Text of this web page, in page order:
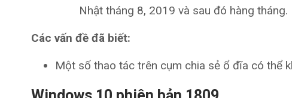
Nhật tháng 8, 2019 và sau đó hàng tháng.
Các vấn đề đã biết:
Một số thao tác trên cụm chia sẻ ổ đĩa có thể